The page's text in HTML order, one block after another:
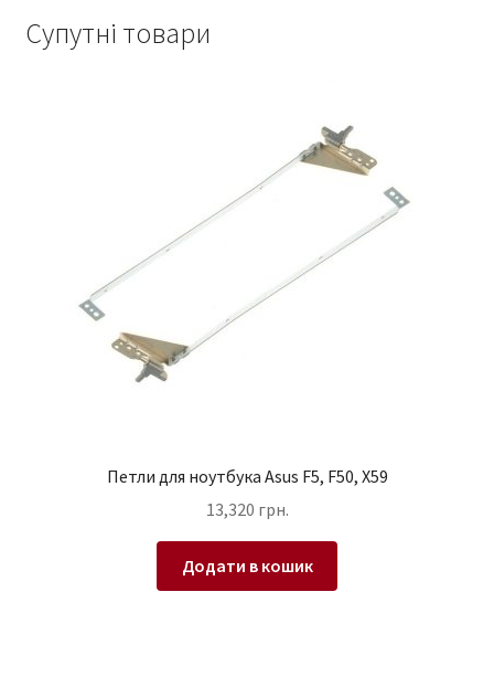
Супутні товари
Петли для ноутбука Asus F5, F50, X59
13,320 грн.
Додати в кошик